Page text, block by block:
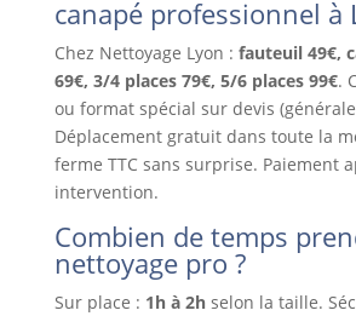
canapé professionnel à
Chez Nettoyage Lyon : fauteuil 49€,
69€, 3/4 places 79€, 5/6 places 99€.
ou format spécial sur devis
Déplacement gratuit dans toute la
ferme TTC sans surprise. Paiement
intervention.
Combien de temps
nettoyage pro ?
Sur place : 1h à 2hselon la taille.